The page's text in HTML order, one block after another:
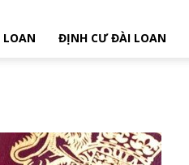
ĐỊNH CƯ ĐÀI LOAN